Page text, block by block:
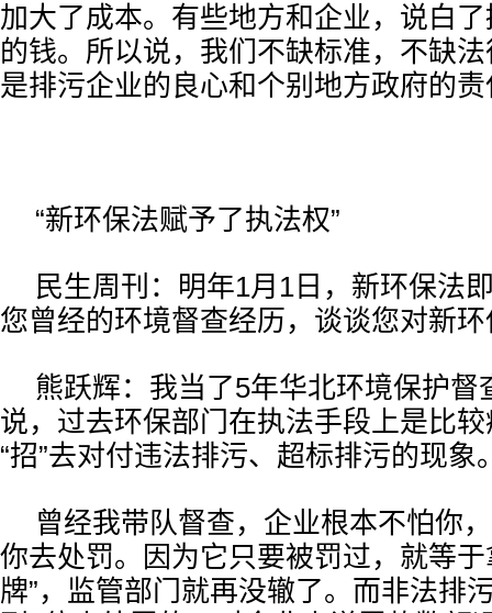
加大了成本。有些地方和企业，说白
的钱。所以说，我们不缺标准，不缺
是排污企业的良心和个别地方政府的
“新环保法赋予了执法权”
民生周刊：明年1月1日，新环保法
您曾经的环境督查经历，谈谈您对新
熊跃辉：我当了5年华北环境保护督
说，过去环保部门在执法手段上是比
“招”去对付违法排污、超标排污的现象
曾经我带队督查，企业根本不怕你
你去处罚。因为它只要被罚过，就等于
牌”，监管部门就再没辙了。而非法排